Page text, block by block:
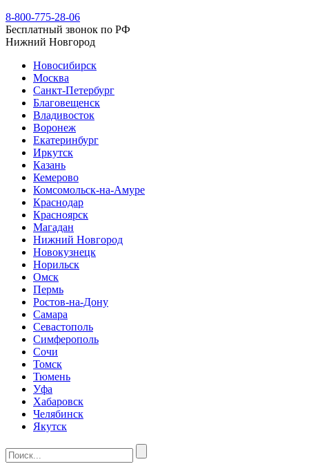
8-800-775-28-06
Бесплатный звонок по РФ
Нижний Новгород
Новосибирск
Москва
Санкт-Петербург
Благовещенск
Владивосток
Воронеж
Екатеринбург
Иркутск
Казань
Кемерово
Комсомольск-на-Амуре
Краснодар
Красноярск
Магадан
Нижний Новгород
Новокузнецк
Норильск
Омск
Пермь
Ростов-на-Дону
Самара
Севастополь
Симферополь
Сочи
Томск
Тюмень
Уфа
Хабаровск
Челябинск
Якутск